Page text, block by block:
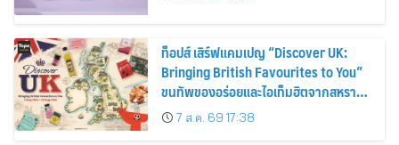
ท็อปส์ เสิร์ฟแคมเปญ “Discover UK:
Bringing British Favourites to You”
ขนทัพของอร่อยและไอเท็มฮิตจากสหราช
อาณาจักร ส่งตรงถึงมือตั้งแต่วันนี้ – 18
สิงหาคมนี้
7 ส.ค. 69 17:38